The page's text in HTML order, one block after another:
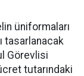
üniformaları
tasarlanacak
Görevlisi
tutarındaki